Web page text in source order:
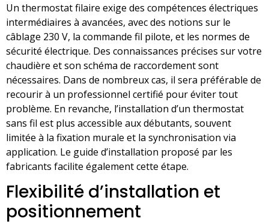
Un thermostat filaire exige des compétences électriques
intermédiaires à avancées, avec des notions sur le
câblage 230 V, la commande fil pilote, et les normes de
sécurité électrique. Des connaissances précises sur votre
chaudière et son schéma de raccordement sont
nécessaires. Dans de nombreux cas, il sera préférable de
recourir à un professionnel certifié pour éviter tout
problème. En revanche, l’installation d’un thermostat
sans fil est plus accessible aux débutants, souvent
limitée à la fixation murale et la synchronisation via
application. Le guide d’installation proposé par les
fabricants facilite également cette étape.
Flexibilité d’installation et
positionnement